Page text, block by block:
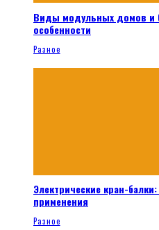
Виды модульных домов и
особенности
Разное
Электрические кран-
применения
Разное